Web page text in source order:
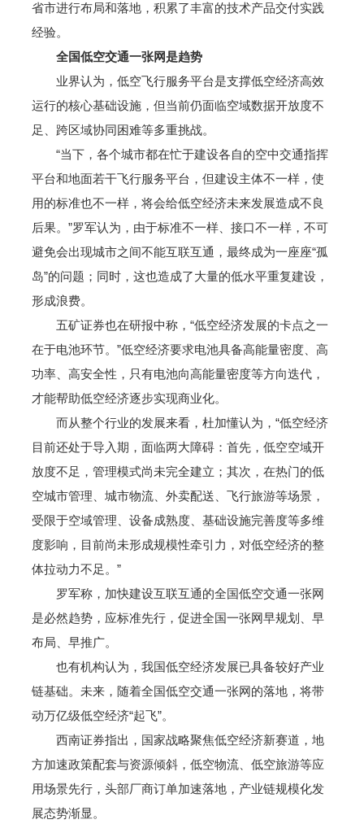
省市进行布局和落地，积累了丰富的技术产品交付实践
经验。
全国低空交通一张网是趋势
业界认为，低空飞行服务平台是支撑低空经济高效
运行的核心基础设施，但当前仍面临空域数据开放度不
足、跨区域协同困难等多重挑战。
“当下，各个城市都在忙于建设各自的空中交通指挥
平台和地面若干飞行服务平台，但建设主体不一样，使
用的标准也不一样，将会给低空经济未来发展造成不良
后果。”罗军认为，由于标准不一样、接口不一样，不可
避免会出现城市之间不能互联互通，最终成为一座座“孤
岛”的问题；同时，这也造成了大量的低水平重复建设，
形成浪费。
五矿证券也在研报中称，“低空经济发展的卡点之一
在于电池环节。”低空经济要求电池具备高能量密度、高
功率、高安全性，只有电池向高能量密度等方向迭代，
才能帮助低空经济逐步实现商业化。
而从整个行业的发展来看，杜加懂认为，“低空经济
目前还处于导入期，面临两大障碍：首先，低空空域开
放度不足，管理模式尚未完全建立；其次，在热门的低
空城市管理、城市物流、外卖配送、飞行旅游等场景，
受限于空域管理、设备成熟度、基础设施完善度等多维
度影响，目前尚未形成规模性牵引力，对低空经济的整
体拉动力不足。”
罗军称，加快建设互联互通的全国低空交通一张网
是必然趋势，应标准先行，促进全国一张网早规划、早
布局、早推广。
也有机构认为，我国低空经济发展已具备较好产业
链基础。未来，随着全国低空交通一张网的落地，将带
动万亿级低空经济“起飞”。
西南证券指出，国家战略聚焦低空经济新赛道，地
方加速政策配套与资源倾斜，低空物流、低空旅游等应
用场景先行，头部厂商订单加速落地，产业链规模化发
展态势渐显。